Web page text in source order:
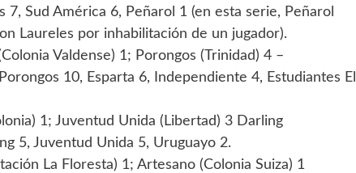
Sud América 6, Peñarol 1 (en esta serie, Peñarol
Laureles por inhabilitación de un jugador).
Valdense) 1; Porongos (Trinidad) 4 –
10, Esparta 6, Independiente 4, Estudiantes El
1; Juventud Unida (Libertad) 3 Darling
5, Juventud Unida 5, Uruguayo 2.
La Floresta) 1; Artesano (Colonia Suiza) 1